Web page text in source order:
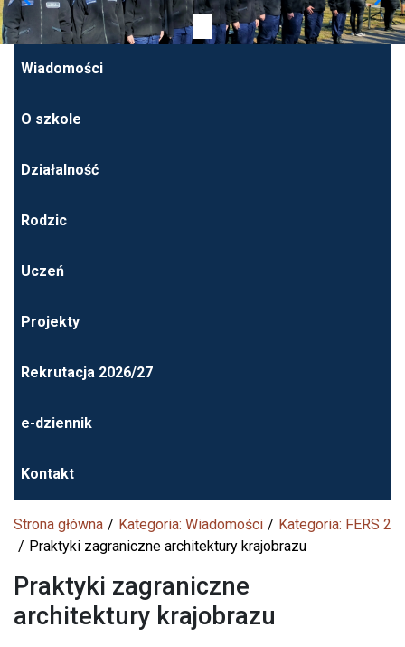
Wiadomości
O szkole
Działalność
Rodzic
Uczeń
Projekty
Rekrutacja 2026/27
e-dziennik
Kontakt
Strona główna Kategoria: Wiadomości
Kategoria: FERS 2
Praktyki zagraniczne architektury krajobrazu
Praktyki zagraniczne
architektury krajobrazu